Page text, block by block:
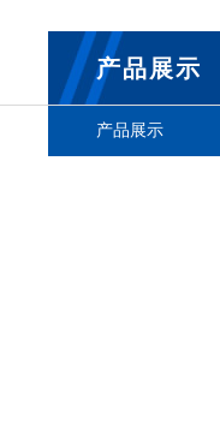
产品展示
产品展示